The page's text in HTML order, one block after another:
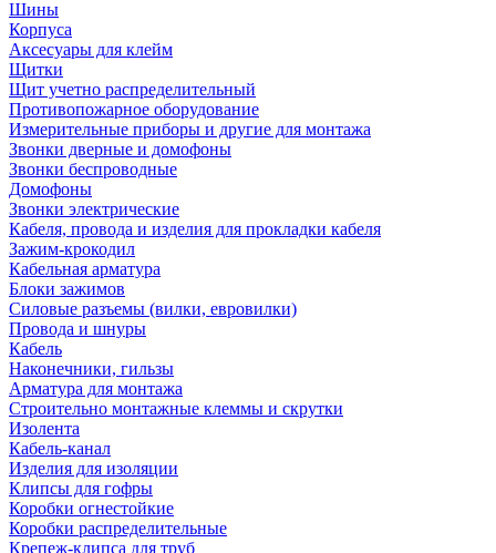
Шины
Корпуса
Аксесуары для клейм
Щитки
Щит учетно распределительный
Противопожарное оборудование
Измерительные приборы и другие для монтажа
Звонки дверные и домофоны
Звонки беспроводные
Домофоны
Звонки электрические
Кабеля, провода и изделия для прокладки кабеля
Зажим-крокодил
Кабельная арматура
Блоки зажимов
Силовые разъемы (вилки, евровилки)
Провода и шнуры
Кабель
Наконечники, гильзы
Арматура для монтажа
Строительно монтажные клеммы и скрутки
Изолента
Кабель-канал
Изделия для изоляции
Клипсы для гофры
Коробки огнестойкие
Коробки распределительные
Крепеж-клипса для труб